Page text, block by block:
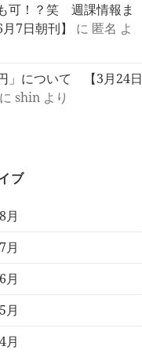
可！？笑 週課情報ま
7日朝刊】
に 匿名 よ
」について 【3月24日
にshin より
ブ
月
月
月
月
月